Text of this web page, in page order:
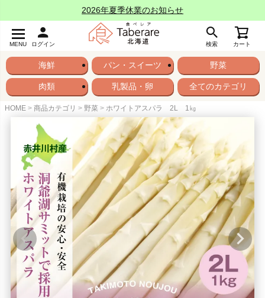
2026年夏季休業のお知らせ
MENU ログイン 検索 カート
海鮮 パン・スイーツ 野菜
肉類 乳製品・卵 全てのカテゴリ
HOME 商品カテゴリ 野菜 ホワイトアスパラ 2L 1㎏